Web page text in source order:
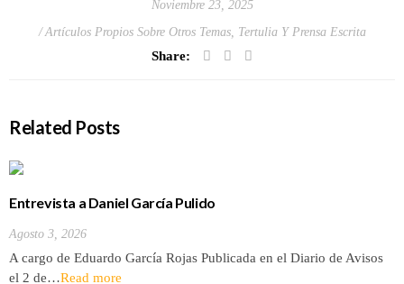
Noviembre 23, 2025
Artículos Propios Sobre Otros Temas, Tertulia Y Prensa Escrita
Share:
Related Posts
Entrevista a Daniel García Pulido
Agosto 3, 2026
A cargo de Eduardo García Rojas Publicada en el Diario de Avisos
el 2 de…Read more